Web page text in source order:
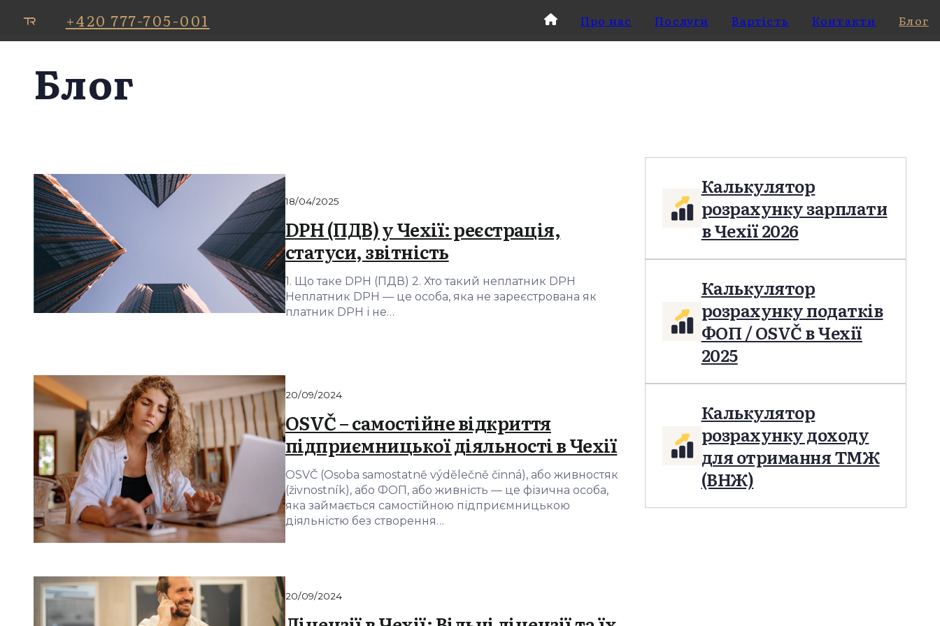
+420 777-705-001 Про нас Послуги Вартість Контакти Блог
Блог
18/04/2025
DPH (ПДВ) у Чехії: реєстрація,
статуси, звітність
1. Що таке DPH (ПДВ) 2. Хто такий неплатник DPH
Неплатник DPH — це особа, яка не зареєстрована як
платник DPH і не…
20/09/2024
OSVČ – самостійне відкриття
підприємницької діяльності в Чехії
OSVČ (Osoba samostatně výdělečně činná), або живностяк
(živnostník), або ФОП, або живність — це фізична особа,
яка займається самостійною підприємницькою
діяльністю без створення…
20/09/2024
Калькулятор
розрахунку доходу
для отримання ТМЖ
(ВНЖ)
Калькулятор
розрахунку податків
ФОП / OSVČ в Чехії
2025
Калькулятор
розрахунку зарплати
в Чехії 2026